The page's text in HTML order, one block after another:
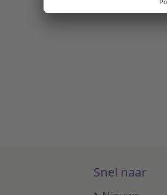
Snel naar